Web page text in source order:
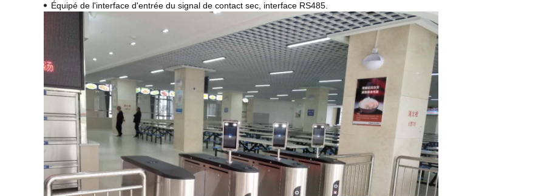
Équipé de l'interface d'entrée du signal de contact sec, interface RS485.